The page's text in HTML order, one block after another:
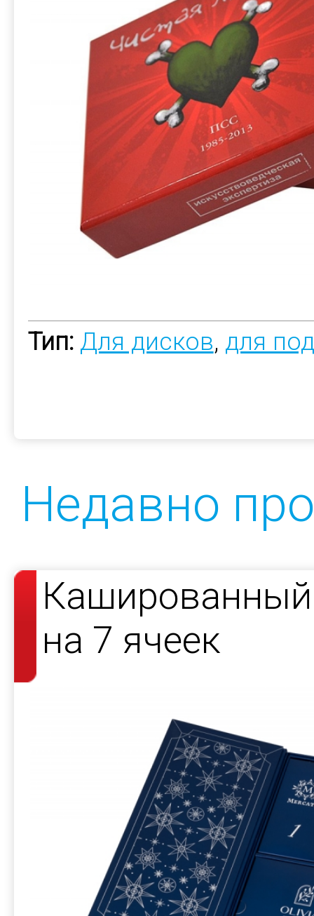
Тип: Для дисков, для
Недавно
Кашированный
на 7 ячеек